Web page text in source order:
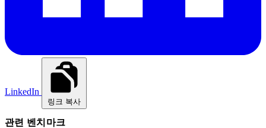
LinkedIn
링크 복사
관련 벤치마크